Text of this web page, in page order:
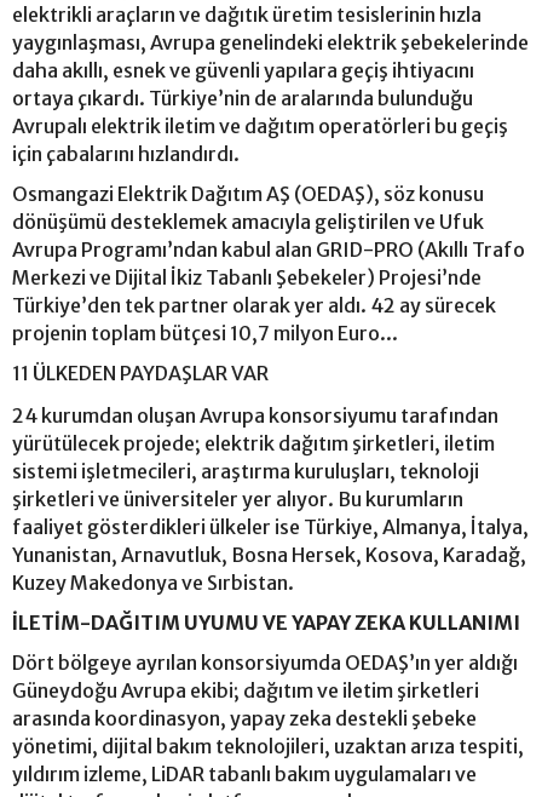
elektrikli araçların ve dağıtık üretim tesislerinin hızla
yaygınlaşması, Avrupa genelindeki elektrik şebekelerinde
daha akıllı, esnek ve güvenli yapılara geçiş ihtiyacını
ortaya çıkardı. Türkiye’nin de aralarında bulunduğu
Avrupalı elektrik iletim ve dağıtım operatörleri bu geçiş
için çabalarını hızlandırdı.
Osmangazi Elektrik Dağıtım AŞ (OEDAŞ), söz konusu
dönüşümü desteklemek amacıyla geliştirilen ve Ufuk
Avrupa Programı’ndan kabul alan GRID-PRO (Akıllı Trafo
Merkezi ve Dijital İkiz Tabanlı Şebekeler) Projesi’nde
Türkiye’den tek partner olarak yer aldı. 42 ay sürecek
projenin toplam bütçesi 10,7 milyon Euro...
11 ÜLKEDEN PAYDAŞLAR VAR
24 kurumdan oluşan Avrupa konsorsiyumu tarafından
yürütülecek projede; elektrik dağıtım şirketleri, iletim
sistemi işletmecileri, araştırma kuruluşları, teknoloji
şirketleri ve üniversiteler yer alıyor. Bu kurumların
faaliyet gösterdikleri ülkeler ise Türkiye, Almanya, İtalya,
Yunanistan, Arnavutluk, Bosna Hersek, Kosova, Karadağ,
Kuzey Makedonya ve Sırbistan.
İLETİM-DAĞITIM UYUMU VE YAPAY ZEKA KULLANIMI
Dört bölgeye ayrılan konsorsiyumda OEDAŞ’ın yer aldığı
Güneydoğu Avrupa ekibi; dağıtım ve iletim şirketleri
arasında koordinasyon, yapay zeka destekli şebeke
yönetimi, dijital bakım teknolojileri, uzaktan arıza tespiti,
yıldırım izleme, LiDAR tabanlı bakım uygulamaları ve